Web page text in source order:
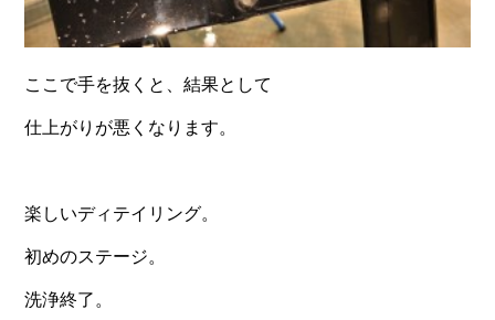
ここで手を抜くと、結果として
仕上がりが悪くなります。
楽しいディテイリング。
初めのステージ。
洗浄終了。